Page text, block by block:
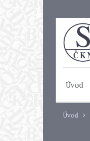
Úvod
Úvod